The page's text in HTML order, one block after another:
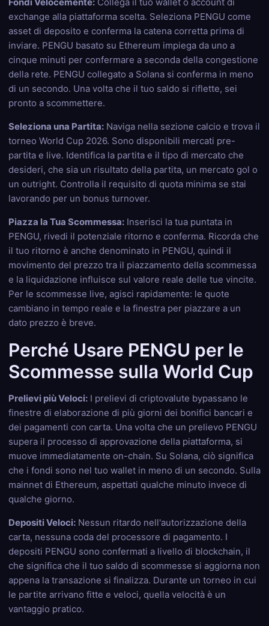
exchange alla piattaforma scelta. Seleziona PENGU come
asset di deposito e conferma la catena corretta prima di
inviare. PENGU basato su Ethereum impiega da uno a
cinque minuti per confermare a seconda della congestione
della rete. PENGU collegato a Solana si conferma in meno
di un secondo. Una volta che il tuo saldo si riflette, sei
pronto a scommettere.
Seleziona una Partita: Naviga nella sezione calcio e trova il
torneo World Cup 2026. Sono disponibili mercati pre-
partita e live. Identifica la partita e il tipo di mercato che
desideri, che sia un risultato della partita, un mercato gol o
un outright. Controlla il requisito di quota minima se stai
lavorando per un bonus turnover.
Piazza la Tua Scommessa: Inserisci la tua puntata in
PENGU, rivedi il potenziale ritorno e conferma. Ricorda che
il tuo ritorno è anche denominato in PENGU, quindi il
movimento del prezzo tra il piazzamento della scommessa
e la liquidazione influisce sul valore reale delle tue vincite.
Per le scommesse live, agisci rapidamente: le quote
cambiano in tempo reale e la finestra per piazzare a un
dato prezzo è breve.
Perché Usare PENGU per le
Scommesse sulla World Cup
Prelievi più Veloci: I prelievi di criptovalute bypassano le
finestre di elaborazione di più giorni dei bonifici bancari e
dei pagamenti con carta. Una volta che un prelievo PENGU
supera il processo di approvazione della piattaforma, si
muove immediatamente on-chain. Su Solana, ciò significa
che i fondi sono nel tuo wallet in meno di un secondo. Sulla
mainnet di Ethereum, aspettati qualche minuto invece di
qualche giorno.
Depositi Veloci: Nessun ritardo nell'autorizzazione della
carta, nessuna coda del processore di pagamento. I
depositi PENGU sono confermati a livello di blockchain, il
che significa che il tuo saldo di scommesse si aggiorna non
appena la transazione si finalizza. Durante un torneo in cui
le partite arrivano fitte e veloci, quella velocità è un
vantaggio pratico.